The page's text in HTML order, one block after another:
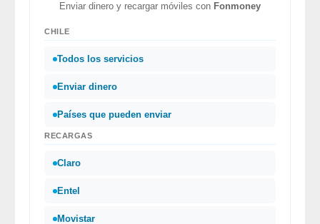
Enviar dinero y recargar móviles con Fonmoney
CHILE
Todos los servicios
Enviar dinero
Países que pueden enviar
RECARGAS
Claro
Entel
Movistar